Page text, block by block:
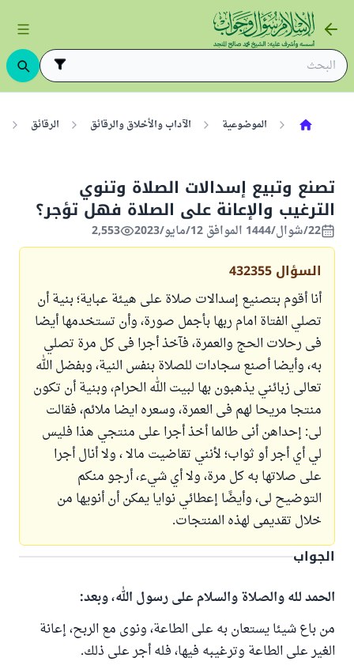
الموضوعية الآداب والأخلاق والرقائق الرقائق
تصنع وتبيع إسدالات الصلاة وتنوي
الترغيب والإعانة على الصلاة فهل تؤجر؟
22/شوال/1444 الموافق 12/مايو/2023 2,553
السؤال 432355
أنا أقوم بتصنيع إسدالات صلاة على هيئة عباية؛ بنية أن
تصلي الفتاة امام ربها بأجمل صورة، وأن تستخدمها أيضا
فى رحلات الحج والعمرة، فآخذ أجرا فى كل مرة تصلي
به، وأيضا أصنع سجادات للصلاة بنفس النية، وبفضل الله
تعالى زبائني يذهبون بها لبيت الله الحرام، وبنية أن تكون
منتجا مريحا لهم فى العمرة، وسعره ايضا ملائم، فقالت
لى: إحداهن أنى طالما أخذ أجرا على منتجي هذا فليس
لي أي أجر أو ثواب؛ لأنني تقاضيت مالا ، ولا أنال أجرا
على صلاتها به كل مرة، ولا أي شيء، أرجو منكم
التوضيح لى، وأيضًا إعطائي نوايا يمكن أن أنويها من
خلال تقديمى لهذه المنتجات.
الجواب
الحمد لله والصلاة والسلام على رسول الله، وبعد:
من باع شيئا يستعان به على الطاعة، ونوى مع الربح، إعانة
الغير على الطاعة وترغيبه فيها، فله أجر على ذلك.